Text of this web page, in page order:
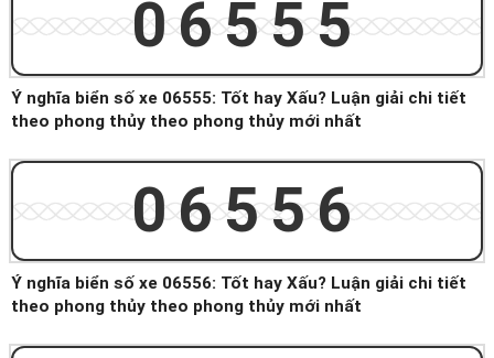
06555
Ý nghĩa biển số xe 06555: Tốt hay Xấu? Luận giải chi tiết
theo phong thủy theo phong thủy mới nhất
06556
Ý nghĩa biển số xe 06556: Tốt hay Xấu? Luận giải chi tiết
theo phong thủy theo phong thủy mới nhất